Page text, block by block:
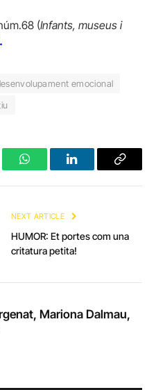
(Infants, museus i
.
emocional
WhatsAppLinkedInCopy
NEXT ARTICLE
HUMOR: Et portes com una
critatura petita!
Mariona Dalmau,